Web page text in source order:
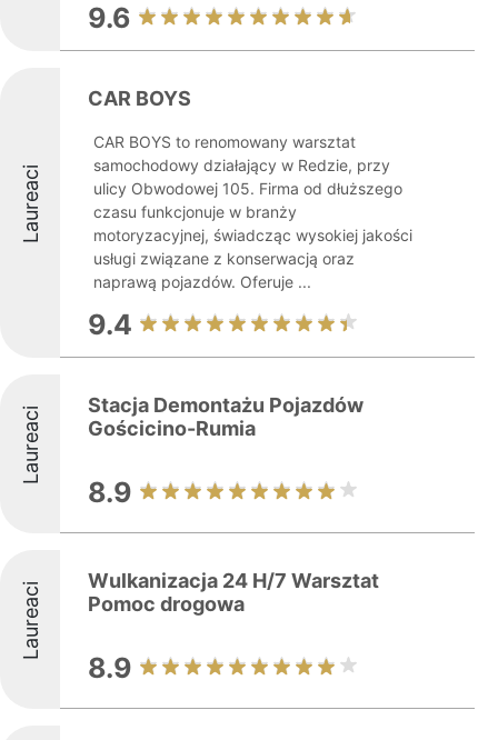
9.6
Laureaci
CAR BOYS
CAR BOYS to renomowany warsztat
samochodowy działający w Redzie, przy
ulicy Obwodowej 105. Firma od dłuższego
czasu funkcjonuje w branży
motoryzacyjnej, świadcząc wysokiej jakości
usługi związane z konserwacją oraz
naprawą pojazdów. Oferuje ...
9.4
Laureaci
Stacja Demontażu Pojazdów
Gościcino-Rumia
8.9
Laureaci
Wulkanizacja 24 H/7 Warsztat
Pomoc drogowa
8.9